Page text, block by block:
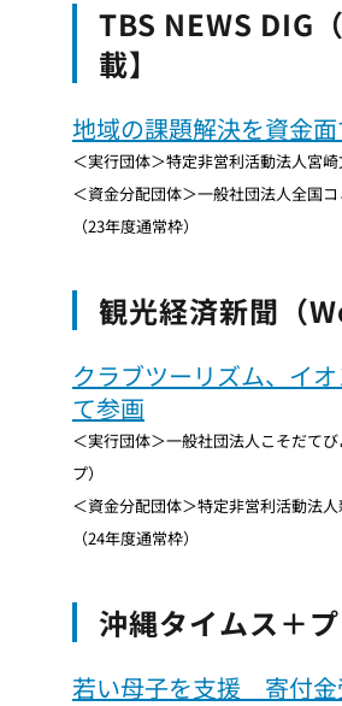
TBS NEWS DIG
載】
地域の課題解決を資金
＜実行団体＞特定非営利活動法人宮
＜資金分配団体＞一般社団法人全国
（23年度通常枠）
観光経済新聞（
クラブツーリズム、イ
て参画
＜実行団体＞一般社団法人こそだて
プ）
＜資金分配団体＞特定非営利活動法
（24年度通常枠）
沖縄タイムス＋
若い母子を支援 寄付